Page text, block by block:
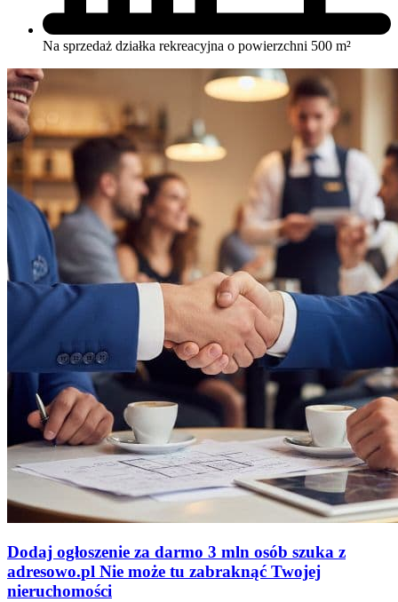
Na sprzedaż działka rekreacyjna o powierzchni 500 m²
Dodaj ogłoszenie za darmo 3 mln osób szuka z
adresowo.pl Nie może tu zabraknąć Twojej
nieruchomości